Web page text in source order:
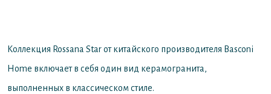
Коллекция Rossana Star от китайского производителя Basconi
Home включает в себя один вид керамогранита,
выполненных в классическом стиле.